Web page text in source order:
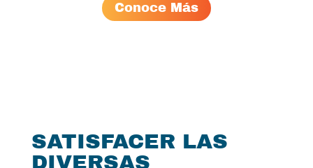
Conoce Más
SATISFACER LAS
DIVERSAS